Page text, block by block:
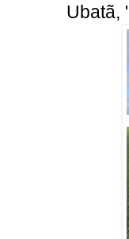
Ubatã,